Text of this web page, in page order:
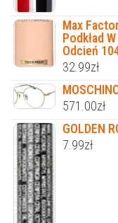
Max
Podkład
Odcień
32.99zł
571.00zł
GOLDEN
7.99zł